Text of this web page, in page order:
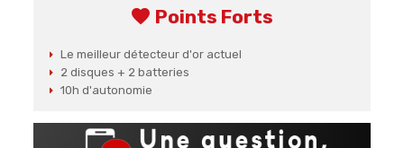
favorite Points Forts
Le meilleur détecteur d'or actuel
2 disques + 2 batteries
10h d'autonomie